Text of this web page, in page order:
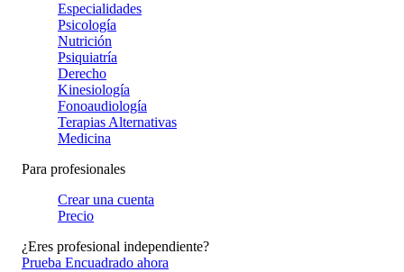
Especialidades
Psicología
Nutrición
Psiquiatría
Derecho
Kinesiología
Fonoaudiología
Terapias Alternativas
Medicina
Para profesionales
Crear una cuenta
Precio
¿Eres profesional independiente?
Prueba Encuadrado ahora